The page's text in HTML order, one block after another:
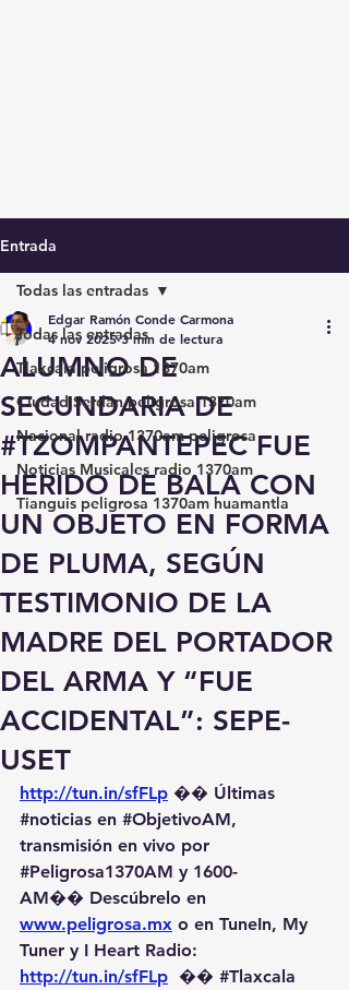
Entrada
Todas las entradas
Tlaxcala peligrosa 1370am
Ciudad Serdán peligrosa 1370am
Nacional radio 1370am peligrosa
Noticias Musicales radio 1370am
Tianguis peligrosa 1370am huamantla
Todas las entradas
ALUMNO DE
SECUNDARIA DE
#TZOMPANTEPEC FUE
HERIDO DE BALA CON
UN OBJETO EN FORMA
DE PLUMA, SEGÚN
TESTIMONIO DE LA
MADRE DEL PORTADOR
DEL ARMA Y “FUE
ACCIDENTAL”: SEPE-
USET
Edgar Ramón Conde Carmona
4 nov 2025 3 min de lectura
http://tun.in/sfFLp �� Últimas
#noticias en #ObjetivoAM,
transmisión en vivo por
#Peligrosa1370AM y 1600-
AM��️ Descúbrelo en
www.peligrosa.mx o en TuneIn, My
Tuner y I Heart Radio:
http://tun.in/sfFLp �� #Tlaxcala